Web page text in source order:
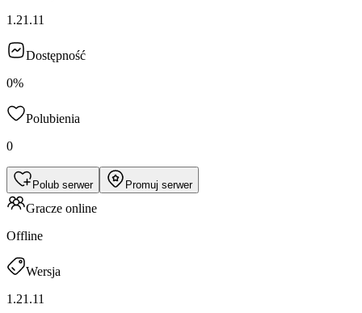
1.21.11
Dostępność
0%
Polubienia
0
Polub serwer Promuj serwer
Gracze online
Offline
Wersja
1.21.11